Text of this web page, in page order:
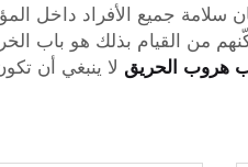
جميع الأفراد داخل
من القيام بذلك هو باب
هروب الحريق لا ينبغي أن